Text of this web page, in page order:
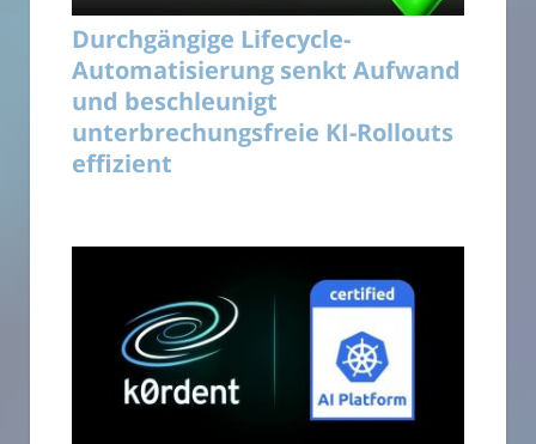
Durchgängige Lifecycle-
Automatisierung senkt Aufwand
und beschleunigt
unterbrechungsfreie KI-Rollouts
effizient